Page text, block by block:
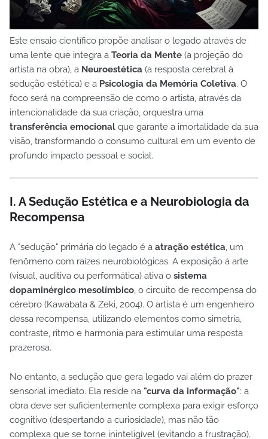
Este ensaio científico propõe analisar o legado através de
uma lente que integra a Teoria da Mente (a projeção do
artista na obra), a Neuroestética (a resposta cerebral à
sedução estética) e a Psicologia da Memória Coletiva. O
foco será na compreensão de como o artista, através da
intencionalidade da sua criação, orquestra uma
transferência emocional que garante a imortalidade da sua
visão, transformando o consumo cultural em um evento de
profundo impacto pessoal e social.
I. A Sedução Estética e a Neurobiologia da
Recompensa
A "sedução" primária do legado é a atração estética, um
fenômeno com raízes neurobiológicas. A exposição à arte
(visual, auditiva ou performática) ativa o sistema
dopaminérgico mesolímbico, o circuito de recompensa do
cérebro (Kawabata & Zeki, 2004). O artista é um engenheiro
dessa recompensa, utilizando elementos como simetria,
contraste, ritmo e harmonia para estimular uma resposta
prazerosa.
No entanto, a sedução que gera legado vai além do prazer
sensorial imediato. Ela reside na "curva da informação": a
obra deve ser suficientemente complexa para exigir esforço
cognitivo (despertando a curiosidade), mas não tão
complexa que se torne ininteligível (evitando a frustração).